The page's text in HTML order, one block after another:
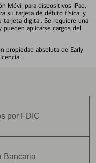
Móvil para dispositivos iPad,
su tarjeta de débito física, y
tarjeta digital. Se requiere una
aplicarse cargos del
propiedad absoluta de Early
por FDIC
Bancaria